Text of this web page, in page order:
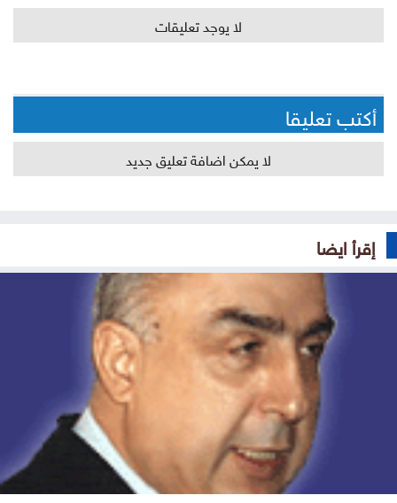
لا يوجد تعليقات
أكتب تعليقا
لا يمكن اضافة تعليق جديد
إقرأ ايضا